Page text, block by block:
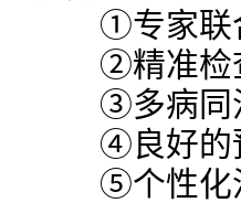
①专家联合
②精准检查
③多病同治
④良好的预
⑤个性化治